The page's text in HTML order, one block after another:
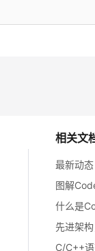
相关文
最新动态
图解
什么是
先进架
C/C++